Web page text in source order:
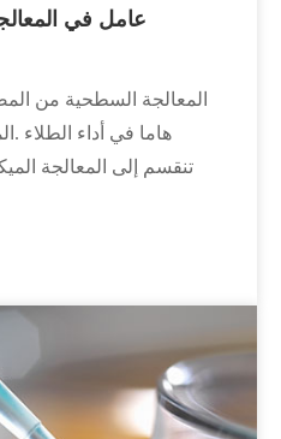
المعالجة السطحية من
هاما في أداء الطلاء
تنقسم إلى المعالجة